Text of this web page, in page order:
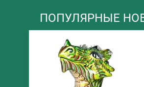
ПОПУЛЯРНЫЕ